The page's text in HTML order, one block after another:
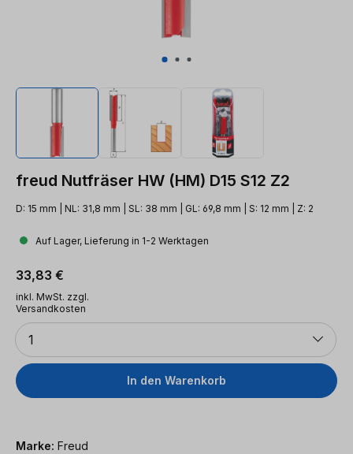
freud Nutfräser HW (HM) D15 S12 Z2
D: 15 mm | NL: 31,8 mm | SL: 38 mm | GL: 69,8 mm | S: 12 mm | Z: 2
Auf Lager, Lieferung in 1-2 Werktagen
Regulärer Preis:
33,83 €
inkl. MwSt. zzgl.
Versandkosten
Anzahl
1
In den Warenkorb
Marke: Freud